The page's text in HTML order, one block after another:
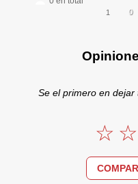
1 0
Se el primero en dejar